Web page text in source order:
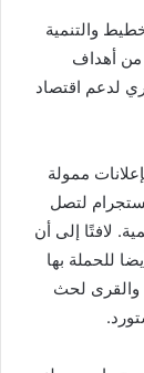
والتنمية
من أهداف
لدعم اقتصاد
ممولة
لتصل
لافتًا إلى أن
للحملة بها
والقرى لحث